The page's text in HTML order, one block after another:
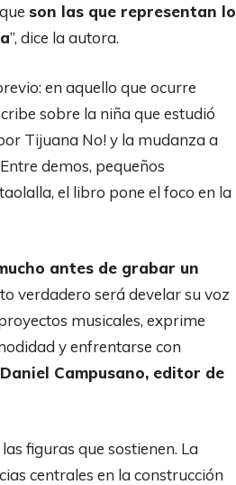
son las que representan lo
”, dice la autora.
en aquello que ocurre
sobre la niña que estudió
Tijuana No! y la mudanza a
demos, pequeños
el libro pone el foco en la
antes de grabar un
verdadero será develar su voz
musicales, exprime
y enfrentarse con
Daniel Campusano, editor de
figuras que sostienen. La
centrales en la construcción